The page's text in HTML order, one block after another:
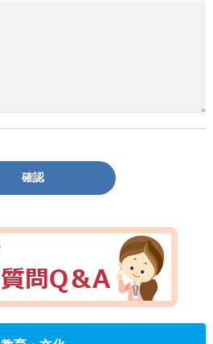
確認